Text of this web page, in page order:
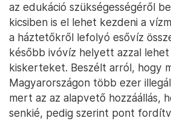
az edukáció szükségességéről
kicsiben is el lehet kezdeni a
a háztetőkről lefolyó esővíz
később ivóvíz helyett azzal lehet
kiskerteket. Beszélt arról, hogy
Magyarországon több ezer
mert az az alapvető hozzáállás,
senkié, pedig szerint pont